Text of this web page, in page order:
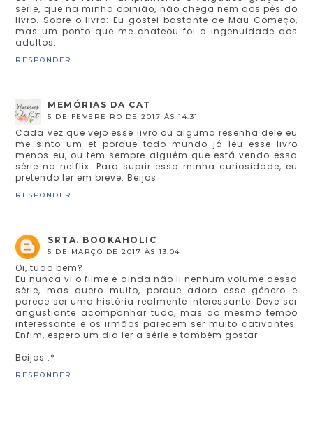
série, que na minha opinião, não chega nem aos pés do
livro. Sobre o livro: Eu gostei bastante de Mau Começo,
mas um ponto que me chateou foi a ingenuidade dos
adultos.
RESPONDER
MEMÓRIAS DA CAT
5 DE FEVEREIRO DE 2017 ÀS 14:31
Cada vez que vejo esse livro ou alguma resenha dele eu
me sinto um et porque todo mundo já leu esse livro
menos eu, ou tem sempre alguém que está vendo essa
série na netflix. Para suprir essa minha curiosidade, eu
pretendo ler em breve. Beijos
RESPONDER
SRTA. BOOKAHOLIC
5 DE MARÇO DE 2017 ÀS 13:04
Oi, tudo bem?
Eu nunca vi o filme e ainda não li nenhum volume dessa
série, mas quero muito, porque adoro esse gênero e
parece ser uma história realmente interessante. Deve ser
angustiante acompanhar tudo, mas ao mesmo tempo
interessante e os irmãos parecem ser muito cativantes.
Enfim, espero um dia ler a série e também gostar.
Beijos :*
RESPONDER